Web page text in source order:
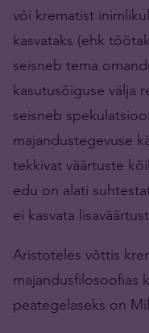
või krematist
kasvataks (ehk
seisneb tema
kasutusõiguse välja
seisneb
majandustegevuse
tekkivat väärtuste
edu on alati
ei kasvata
Aristoteles võttis
majandusfilosoofias
peategelaseks on